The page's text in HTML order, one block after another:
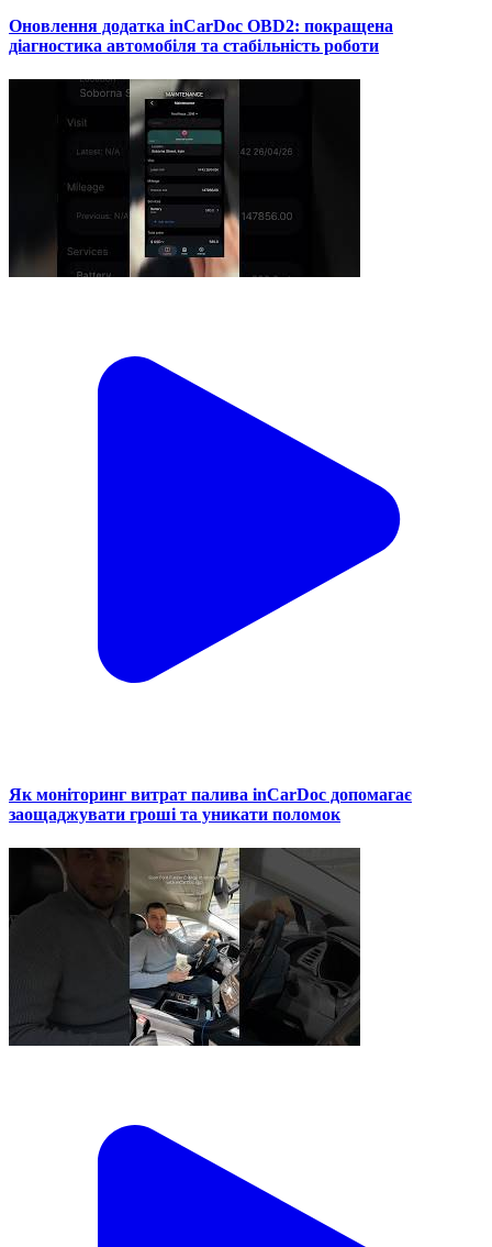
Оновлення додатка inCarDoc OBD2: покращена
діагностика автомобіля та стабільність роботи
Як моніторинг витрат палива inCarDoc допомагає
заощаджувати гроші та уникати поломок